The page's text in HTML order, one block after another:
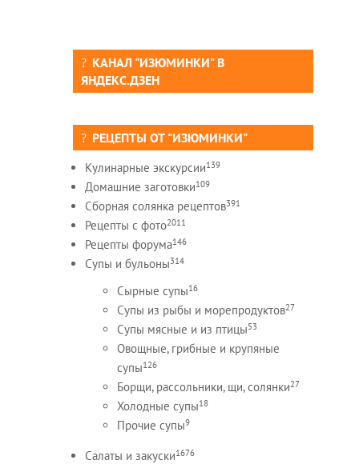
КАНАЛ "ИЗЮМИНКИ" В
ЯНДЕКС.ДЗЕН
РЕЦЕПТЫ ОТ "ИЗЮМИНКИ"
Кулинарные экскурсии139
Домашние заготовки109
Сборная солянка рецептов391
Рецепты c фото2011
Рецепты форума146
Супы и бульоны314
Сырные супы16
Супы из рыбы и морепродуктов27
Супы мясные и из птицы53
Овощные, грибные и крупяные
супы126
Борщи, рассольники, щи, солянки27
Холодные супы18
Прочие супы9
Салаты и закуски1676